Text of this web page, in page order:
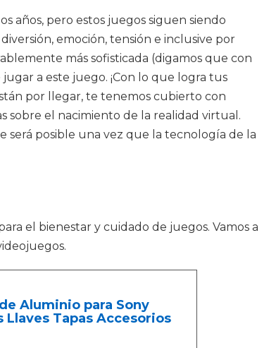
años, pero estos juegos siguen siendo
emoción, tensión e inclusive por
más sofisticada (digamos que con
a este juego. ¡Con lo que logra tus
por llegar, te tenemos cubierto con
sobre el nacimiento de la realidad virtual.
será posible una vez que la tecnología de la
el bienestar y cuidado de juegos. Vamos a
Aluminio para Sony
Tapas Accesorios